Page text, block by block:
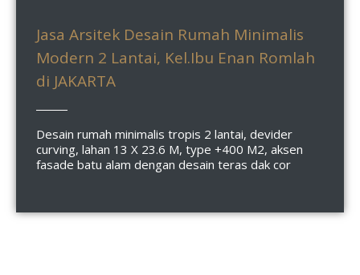
Jasa Arsitek Desain Rumah Minimalis
Modern 2 Lantai, Kel.Ibu Enan Romlah
di JAKARTA
Desain rumah minimalis tropis 2 lantai, devider
curving, lahan 13 X 23.6 M, type +400 M2, aksen
fasade batu alam dengan desain teras dak cor